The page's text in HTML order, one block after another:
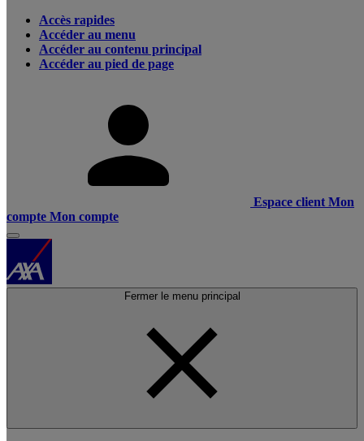
Accès rapides
Accéder au menu
Accéder au contenu principal
Accéder au pied de page
Espace client Mon
compte Mon compte
Fermer le menu principal